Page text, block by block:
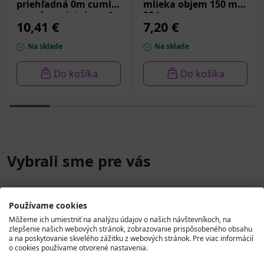
priehľadná 0m cumlík
s prvým prietokom 1
ks
10,41 €
Na sklade
Do košíka
mlieka objem 150 ml
25 ks
7,20 €
Na sklade
Do košíka
Vybrali sme pre vás
Používame cookies
Môžeme ich umiestniť na analýzu údajov o našich návštevníkoch, na
zlepšenie našich webových stránok, zobrazovanie prispôsobeného obsahu
a na poskytovanie skvelého zážitku z webových stránok. Pre viac informácií
o cookies používame otvorené nastavenia.